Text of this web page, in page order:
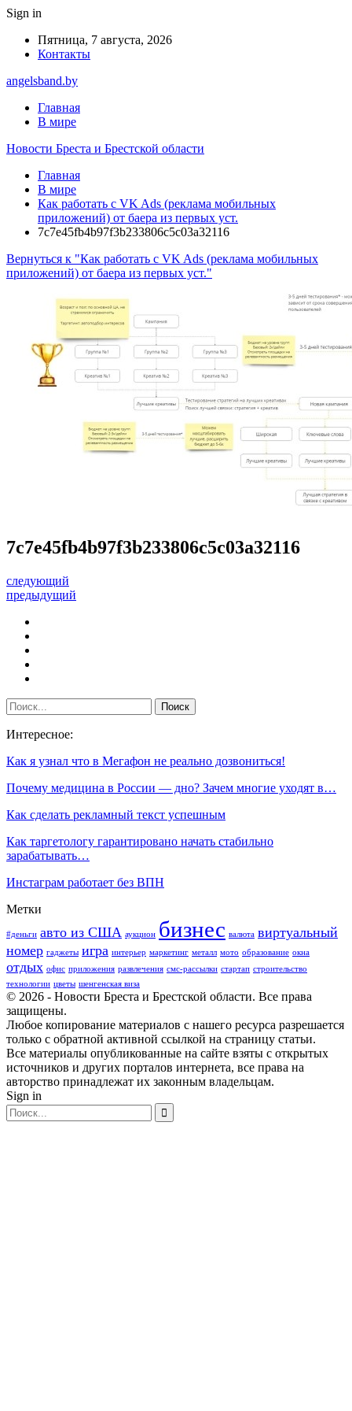
Sign in
Пятница, 7 августа, 2026
Контакты
angelsband.by
Главная
В мире
Новости Бреста и Брестской области
Главная
В мире
Как работать с VK Ads (реклама мобильных
приложений) от баера из первых уст.
7c7e45fb4b97f3b233806c5c03a32116
Вернуться к "Как работать с VK Ads (реклама мобильных
приложений) от баера из первых уст."
7c7e45fb4b97f3b233806c5c03a32116
следующий
предыдущий
Интересное:
Как я узнал что в Мегафон не реально дозвониться!
Почему медицина в России — дно? Зачем многие уходят в…
Как сделать рекламный текст успешным
Как таргетологу гарантировано начать стабильно
зарабатывать…
Инстаграм работает без ВПН
Метки
#деньги авто из США аукцион бизнес валюта виртуальный
номер гаджеты игра интерьер маркетинг металл мото образование окна
отдых офис приложения развлечения смс-рассылки стартап строительство
технологии цветы шенгенская виза
© 2026 - Новости Бреста и Брестской области. Все права
защищены.
Любое копирование материалов с нашего ресурса разрешается
только с обратной активной ссылкой на страницу статьи.
Все материалы опубликованные на сайте взяты с открытых
источников и других порталов интернета, все права на
авторство принадлежат их законным владельцам.
Sign in